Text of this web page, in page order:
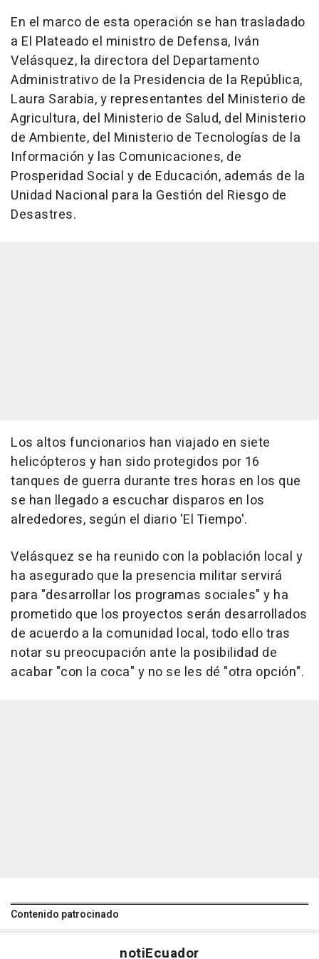
En el marco de esta operación se han trasladado
a El Plateado el ministro de Defensa, Iván
Velásquez, la directora del Departamento
Administrativo de la Presidencia de la República,
Laura Sarabia, y representantes del Ministerio de
Agricultura, del Ministerio de Salud, del Ministerio
de Ambiente, del Ministerio de Tecnologías de la
Información y las Comunicaciones, de
Prosperidad Social y de Educación, además de la
Unidad Nacional para la Gestión del Riesgo de
Desastres.
Los altos funcionarios han viajado en siete
helicópteros y han sido protegidos por 16
tanques de guerra durante tres horas en los que
se han llegado a escuchar disparos en los
alrededores, según el diario 'El Tiempo'.
Velásquez se ha reunido con la población local y
ha asegurado que la presencia militar servirá
para "desarrollar los programas sociales" y ha
prometido que los proyectos serán desarrollados
de acuerdo a la comunidad local, todo ello tras
notar su preocupación ante la posibilidad de
acabar "con la coca" y no se les dé "otra opción".
Contenido patrocinado
notiEcuador